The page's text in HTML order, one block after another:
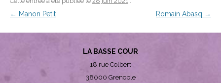
Navigation
← Manon Petit Romain Abasq →
LA BASSE COUR
18 rue Colbert
38000 Grenoble